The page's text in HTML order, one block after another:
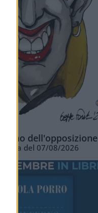
dell'opposizione
del 07/08/2026